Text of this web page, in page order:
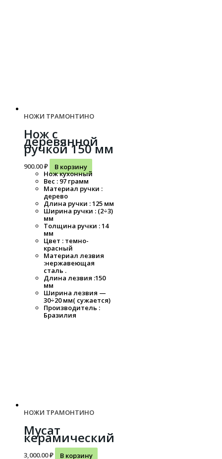
НОЖИ ТРАМОНТИНО
Нож с
деревянной
ручкой 150 мм
900.00₽
В корзину
Нож кухонный
Вес : 97 грамм
Материал ручки :
дерево
Длина ручки : 125 мм
Ширина ручки : (2÷3)
мм
Толщина ручки : 14
мм
Цвет : темно-
красный
Материал лезвия
:нержавеющая
сталь .
Длина лезвия :150
мм
Ширина лезвия —
30÷20 мм( сужается)
Производитель :
Бразилия
НОЖИ ТРАМОНТИНО
Мусат
керамический
3,000.00₽
В корзину